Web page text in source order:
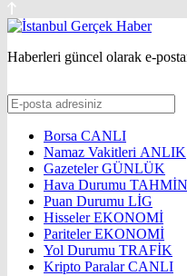
Haberleri güncel olarak e-
Borsa CANLI
Namaz Vakitleri ANLIK
GazetelerGÜNLÜK
Hava Durumu
Puan Durumu LİG
HisselerEKONOMİ
ParitelerEKONOMİ
Yol Durumu TRAFİK
Kripto ParalarCANLI